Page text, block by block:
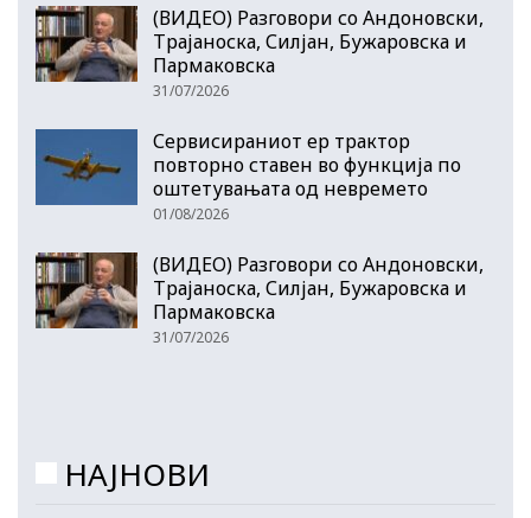
(ВИДЕО) Разговори со Андоновски,
Трајаноска, Силјан, Бужаровска и
Пармаковска
31/07/2026
Сервисираниот ер трактор
повторно ставен во функција по
оштетувањата од невремето
01/08/2026
(ВИДЕО) Разговори со Андоновски,
Трајаноска, Силјан, Бужаровска и
Пармаковска
31/07/2026
НАЈНОВИ